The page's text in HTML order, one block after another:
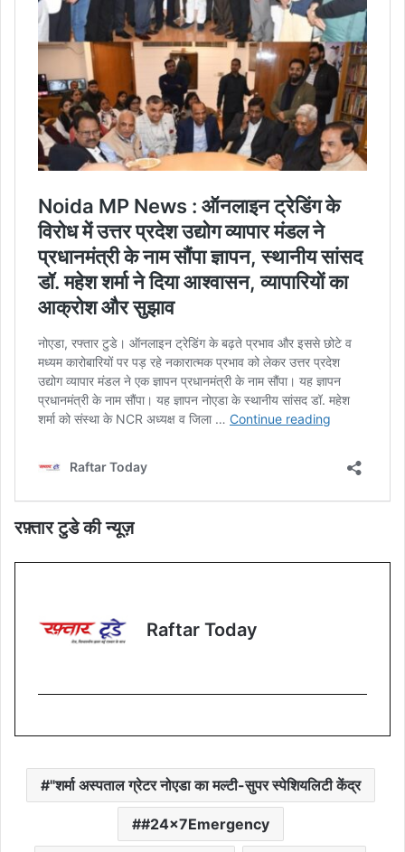
रफ़्तार टुडे की न्यूज़
Raftar Today
"शर्मा अस्पताल ग्रेटर नोएडा का मल्टी-सुपर स्पेशियलिटी केंद्र
#24x7Emergency